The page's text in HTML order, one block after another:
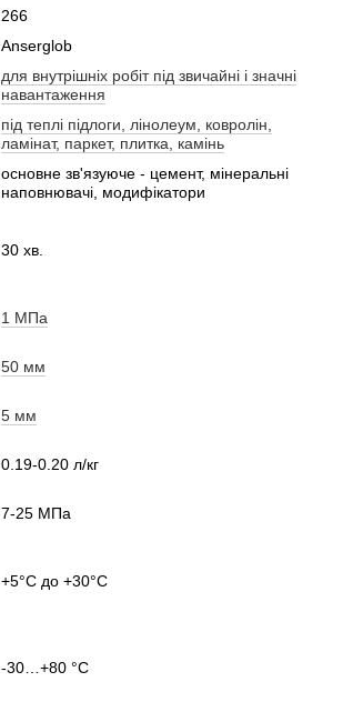
266
Anserglob
для внутрішніх робіт під звичайні і значні
навантаження
під теплі підлоги, лінолеум, ковролін,
ламінат, паркет, плитка, камінь
основне зв'язуюче - цемент, мінеральні
наповнювачі, модифікатори
30 хв.
1 МПа
50 мм
5 мм
0.19-0.20 л/кг
7-25 МПа
+5°С до +30°С
-30…+80 °С